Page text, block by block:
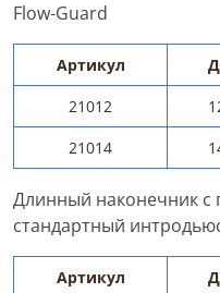
Flow-Guard
Артикул
21012
21014
Длинный наконечник с
стандартный
Артикул